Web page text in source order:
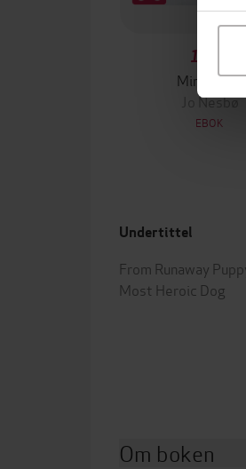
199,-
Minnesota
Jo Nesbø
EBOK
Undertittel
From Runaway
Most Heroic Dog
Om boken